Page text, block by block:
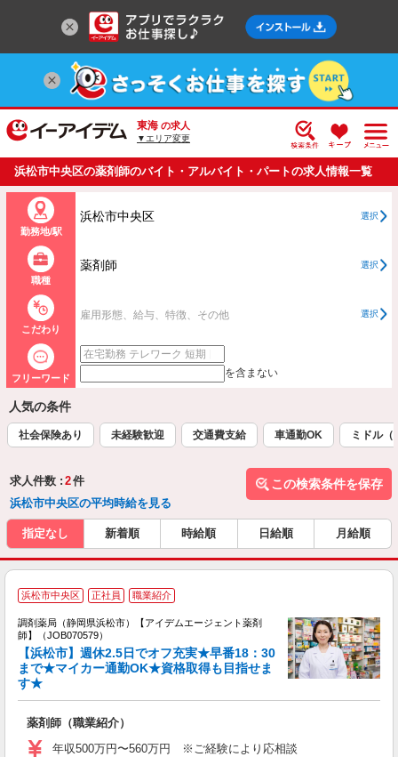
東海 の求人
▼エリア変更
浜松市中央区の薬剤師のバイト・アルバイト・パートの求人情報一覧
勤務地/駅
浜松市中央区 選択
職種
薬剤師 選択
こだわり
雇用形態、給与、特徴、その他 選択
フリーワード を含まない
人気の条件
社会保険あり 未経験歓迎 交通費支給 車通勤OK ミドル
求人件数 : 2件
浜松市中央区の平均時給を見る
この検索条件を保存
指定なし 新着順 時給順 日給順 月給順
浜松市中央区 正社員 職業紹介
調剤薬局（静岡県浜松市）【アイデムエージェント薬剤
師】（JOB070579）
【浜松市】週休2.5日でオフ充実★早番18：30
まで★マイカー通勤OK★資格取得も目指せま
す★
薬剤師（職業紹介）
年収500万円〜560万円 ※ご経験により応相談